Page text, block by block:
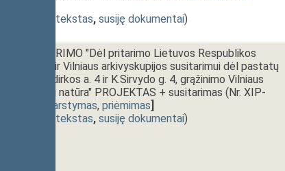
dokumento tekstas, susiję dokumentai)
Seimo NUTARIMO "Dėl pritarimo Lietuvos Respublikos
Vyriausybės ir Vilniaus arkivyskupijos susitarimui dėl pastatų
Vilniuje, V.Kudirkos a. 4 ir K.Sirvydo g. 4, grąžinimo Vilniaus
arkivyskupijai natūra" PROJEKTAS + susitarimas (Nr. XIP-
svarstymas, priėmimas]
dokumento tekstas, susiję dokumentai)